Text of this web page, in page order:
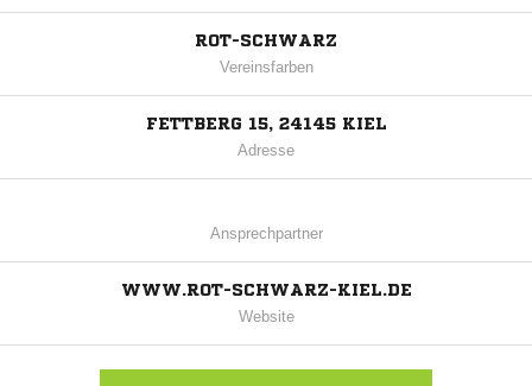
ROT-SCHWARZ
Vereinsfarben
FETTBERG 15, 24145 KIEL
Adresse
Ansprechpartner
WWW.ROT-SCHWARZ-KIEL.DE
Website